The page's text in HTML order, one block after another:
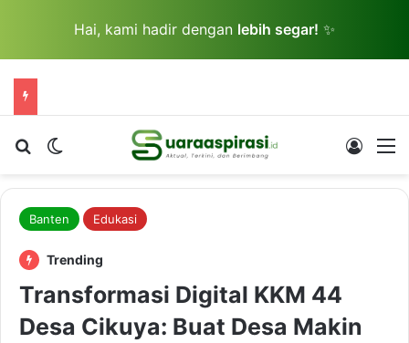
Hai, kami hadir dengan lebih segar! ✨
Cari berita...Switch skin Log In
Banten Edukasi
Trending
Transformasi Digital KKM 44
Desa Cikuya: Buat Desa Makin